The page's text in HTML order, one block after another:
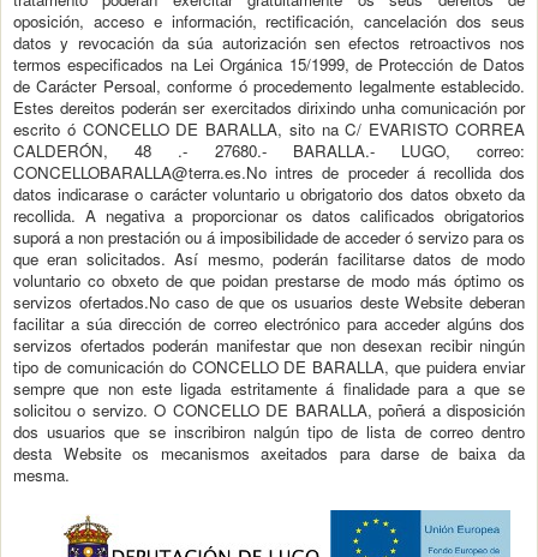
oposición, acceso e información, rectificación, cancelación dos seus
datos y revocación da súa autorización sen efectos retroactivos nos
termos especificados na Lei Orgánica 15/1999, de Protección de Datos
de Carácter Persoal, conforme ó procedemento legalmente establecido.
Estes dereitos poderán ser exercitados dirixindo unha comunicación por
escrito ó CONCELLO DE BARALLA, sito na C/ EVARISTO CORREA
CALDERÓN, 48 .- 27680.- BARALLA.- LUGO, correo:
CONCELLOBARALLA@terra.es.No intres de proceder á recollida dos
datos indicarase o carácter voluntario u obrigatorio dos datos obxeto da
recollida. A negativa a proporcionar os datos calificados obrigatorios
suporá a non prestación ou á imposibilidade de acceder ó servizo para os
que eran solicitados. Así mesmo, poderán facilitarse datos de modo
voluntario co obxeto de que poidan prestarse de modo más óptimo os
servizos ofertados.No caso de que os usuarios deste Website deberan
facilitar a súa dirección de correo electrónico para acceder algúns dos
servizos ofertados poderán manifestar que non desexan recibir ningún
tipo de comunicación do CONCELLO DE BARALLA, que puidera enviar
sempre que non este ligada estritamente á finalidade para a que se
solicitou o servizo. O CONCELLO DE BARALLA, poñerá a disposición
dos usuarios que se inscribiron nalgún tipo de lista de correo dentro
desta Website os mecanismos axeitados para darse de baixa da
mesma.